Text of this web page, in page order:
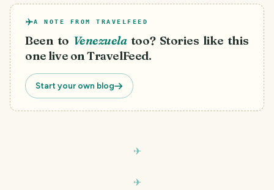
A NOTE FROM TRAVELFEED
Been to Venezuela too? Stories like this
one live on TravelFeed.
Start your own blog